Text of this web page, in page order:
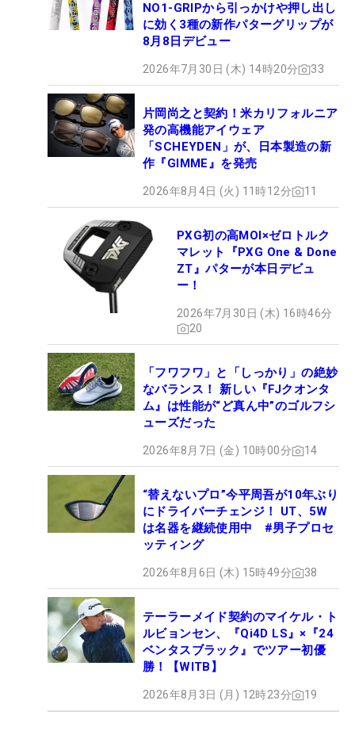
NO1-GRIPから引っかけや押し出し
に効く3種の新作パターグリップが
8月8日デビュー
2026年7月30日 (木) 14時20分 33
片岡尚之と契約！米カリフォルニア
発の高機能アイウェア
「SCHEYDEN」が、日本製造の新
作『GIMME』を発売
2026年8月4日 (火) 11時12分 11
PXG初の高MOI×ゼロトルク
マレット『PXG One & Done
ZT』パターが本日デビュ
ー！
2026年7月30日 (木) 16時46分
20
「フワフワ」と「しっかり」の絶妙
なバランス！ 新しい『FJクオンタ
ム』は性能が“ど真ん中”のゴルフシ
ューズだった
2026年8月7日 (金) 10時00分 14
“替えないプロ”今平周吾が10年ぶり
にドライバーチェンジ！ UT、5W
は名器を継続使用中 #男子プロセ
ッティング
2026年8月6日 (木) 15時49分 38
テーラーメイド契約のマイケル・ト
ルビョンセン、『Qi4D LS』×『24
ベンタスブラック』でツアー初優
勝！【WITB】
2026年8月3日 (月) 12時23分 19